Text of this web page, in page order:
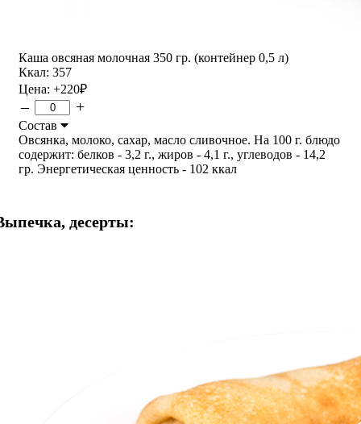
Каша овсяная молочная 350 гр. (контейнер 0,5 л)
Ккал: 357
Цена: +220₽
– +
Состав
Овсянка, молоко, сахар, масло сливочное. На 100 г. блюдо
содержит: белков - 3,2 г., жиров - 4,1 г., углеводов - 14,2
гр. Энергетическая ценность - 102 ккал
десерты: